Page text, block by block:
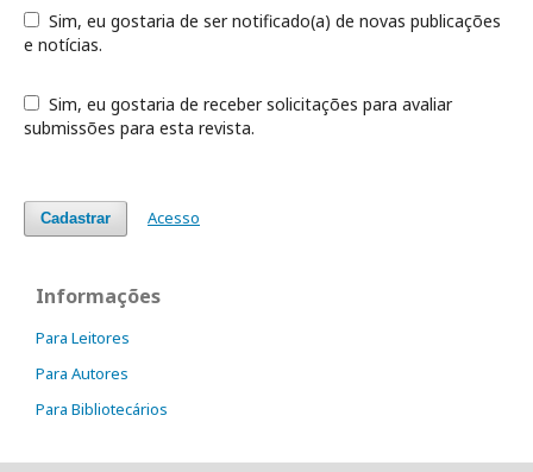
e notícias.
submissões para esta revista.
Cadastrar Acesso
Informações
Para Leitores
Para Autores
Para Bibliotecários